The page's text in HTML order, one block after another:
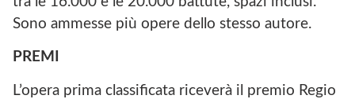
Sono ammesse più opere dello stesso autore.
PREMI
L’opera prima classificata riceverà il premio Regio